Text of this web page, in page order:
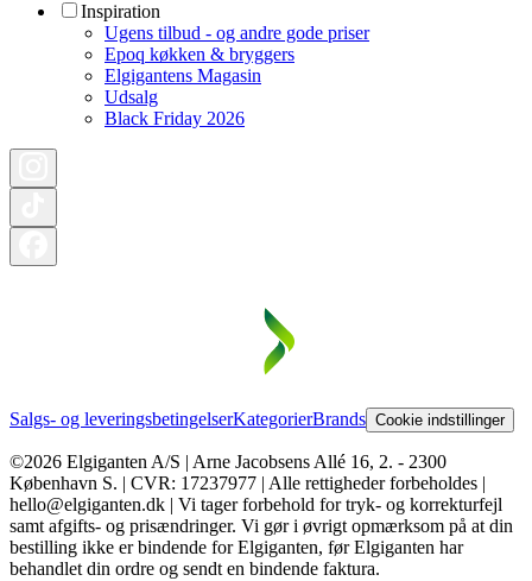
Inspiration
Ugens tilbud - og andre gode priser
Epoq køkken & bryggers
Elgigantens Magasin
Udsalg
Black Friday 2026
Salgs- og leveringsbetingelserKategorierBrands Cookie indstillinger
©2026 Elgiganten A/S | Arne Jacobsens Allé 16, 2. - 2300
København S. | CVR: 17237977 | Alle rettigheder forbeholdes |
hello@elgiganten.dk | Vi tager forbehold for tryk- og korrekturfejl
samt afgifts- og prisændringer. Vi gør i øvrigt opmærksom på at din
bestilling ikke er bindende for Elgiganten, før Elgiganten har
behandlet din ordre og sendt en bindende faktura.